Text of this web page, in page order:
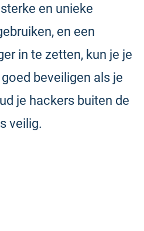
en unieke
en een
in te zetten, kun je je
beveiligen als je
je hackers buiten de
veilig.